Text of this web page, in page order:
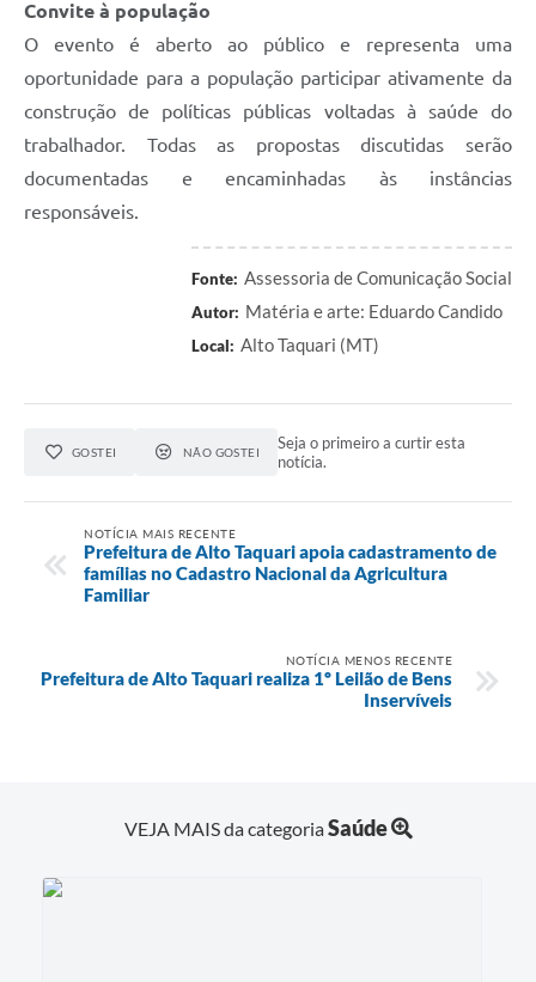
Convite à população
O evento é aberto ao público e representa uma
oportunidade para a população participar ativamente da
construção de políticas públicas voltadas à saúde do
trabalhador. Todas as propostas discutidas serão
documentadas e encaminhadas às instâncias
responsáveis.
Fonte: Assessoria de Comunicação Social
Autor: Matéria e arte: Eduardo Candido
Local: Alto Taquari (MT)
GOSTEI NÃO GOSTEI
Seja o primeiro a curtir esta
notícia.
NOTÍCIA MAIS RECENTE
Prefeitura de Alto Taquari apoia cadastramento de
famílias no Cadastro Nacional da Agricultura
Familiar
NOTÍCIA MENOS RECENTE
Prefeitura de Alto Taquari realiza 1º Leilão de Bens
Inservíveis
VEJA MAIS da categoriaSaúde